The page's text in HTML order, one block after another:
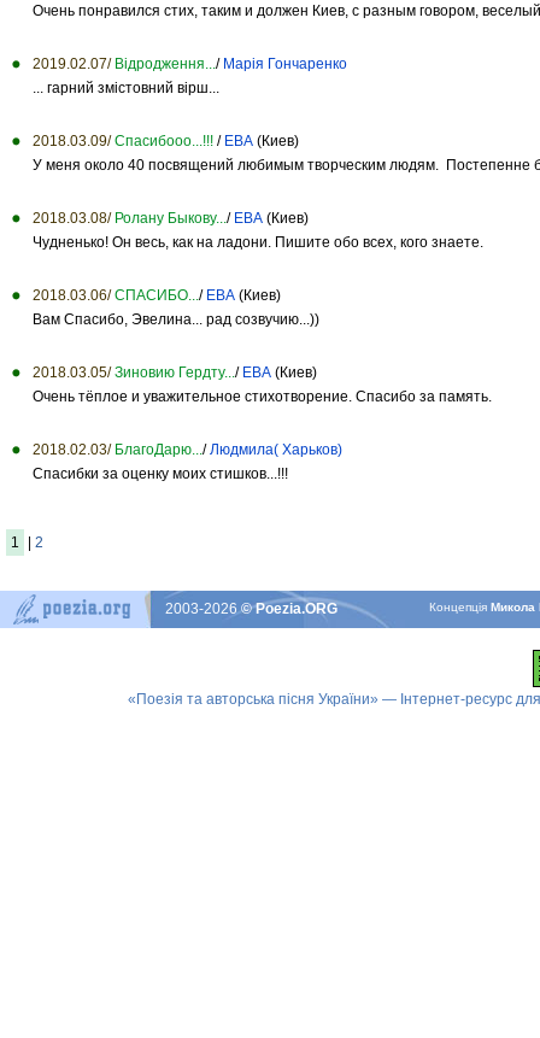
Очень понравился стих, таким и должен Киев, с разным говором,
2019.02.07/ Відродження.../ Марія Гончаренко
... гарний змістовний вірш...
2018.03.09/ Спасибооо...!!! / ЕВА (Киев)
У меня около 40 посвящений любимым творческим людям. Постепенне
2018.03.08/ Ролану Быкову.../ ЕВА (Киев)
Чудненько! Он весь, как на ладони. Пишите обо всех, кого знаете.
2018.03.06/ СПАСИБО.../ ЕВА (Киев)
Вам Спасибо, Эвелина... рад созвучию...))
2018.03.05/ Зиновию Гердту.../ ЕВА (Киев)
Очень тёплое и уважительное стихотворение. Спасибо за память.
2018.02.03/ БлагоДарю.../Людмила( Харьков)
Спасибки за оценку моих стишков...!!!
1 2
КонцепцiяМикола
2003-2026© Poezia.ORG
«Поезія та авторська пісня України» — Інтернет-ресурс